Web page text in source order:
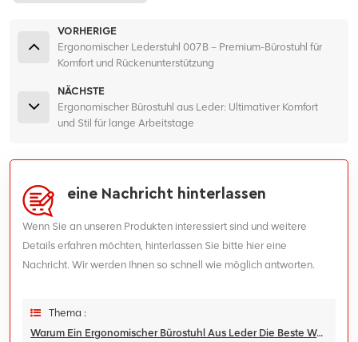
VORHERIGE
Ergonomischer Lederstuhl 007B – Premium-Bürostuhl für
Komfort und Rückenunterstützung
NÄCHSTE
Ergonomischer Bürostuhl aus Leder: Ultimativer Komfort
und Stil für lange Arbeitstage
eine Nachricht hinterlassen
Wenn Sie an unseren Produkten interessiert sind und weitere
Details erfahren möchten, hinterlassen Sie bitte hier eine
Nachricht. Wir werden Ihnen so schnell wie möglich antworten.
Thema :
Warum Ein Ergonomischer Bürostuhl Aus Leder Die Beste Wahl Für Ihren Arbeitsplatz Ist